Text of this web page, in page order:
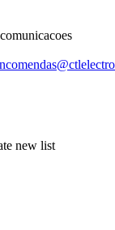
new list